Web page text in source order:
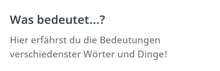
Was bedeutet...?
Hier erfährst du die Bedeutungen
verschiedenster Wörter und Dinge!